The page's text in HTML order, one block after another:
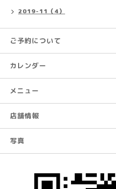
2019-11（4）
ご予約について
カレンダー
メニュー
店舗情報
写真